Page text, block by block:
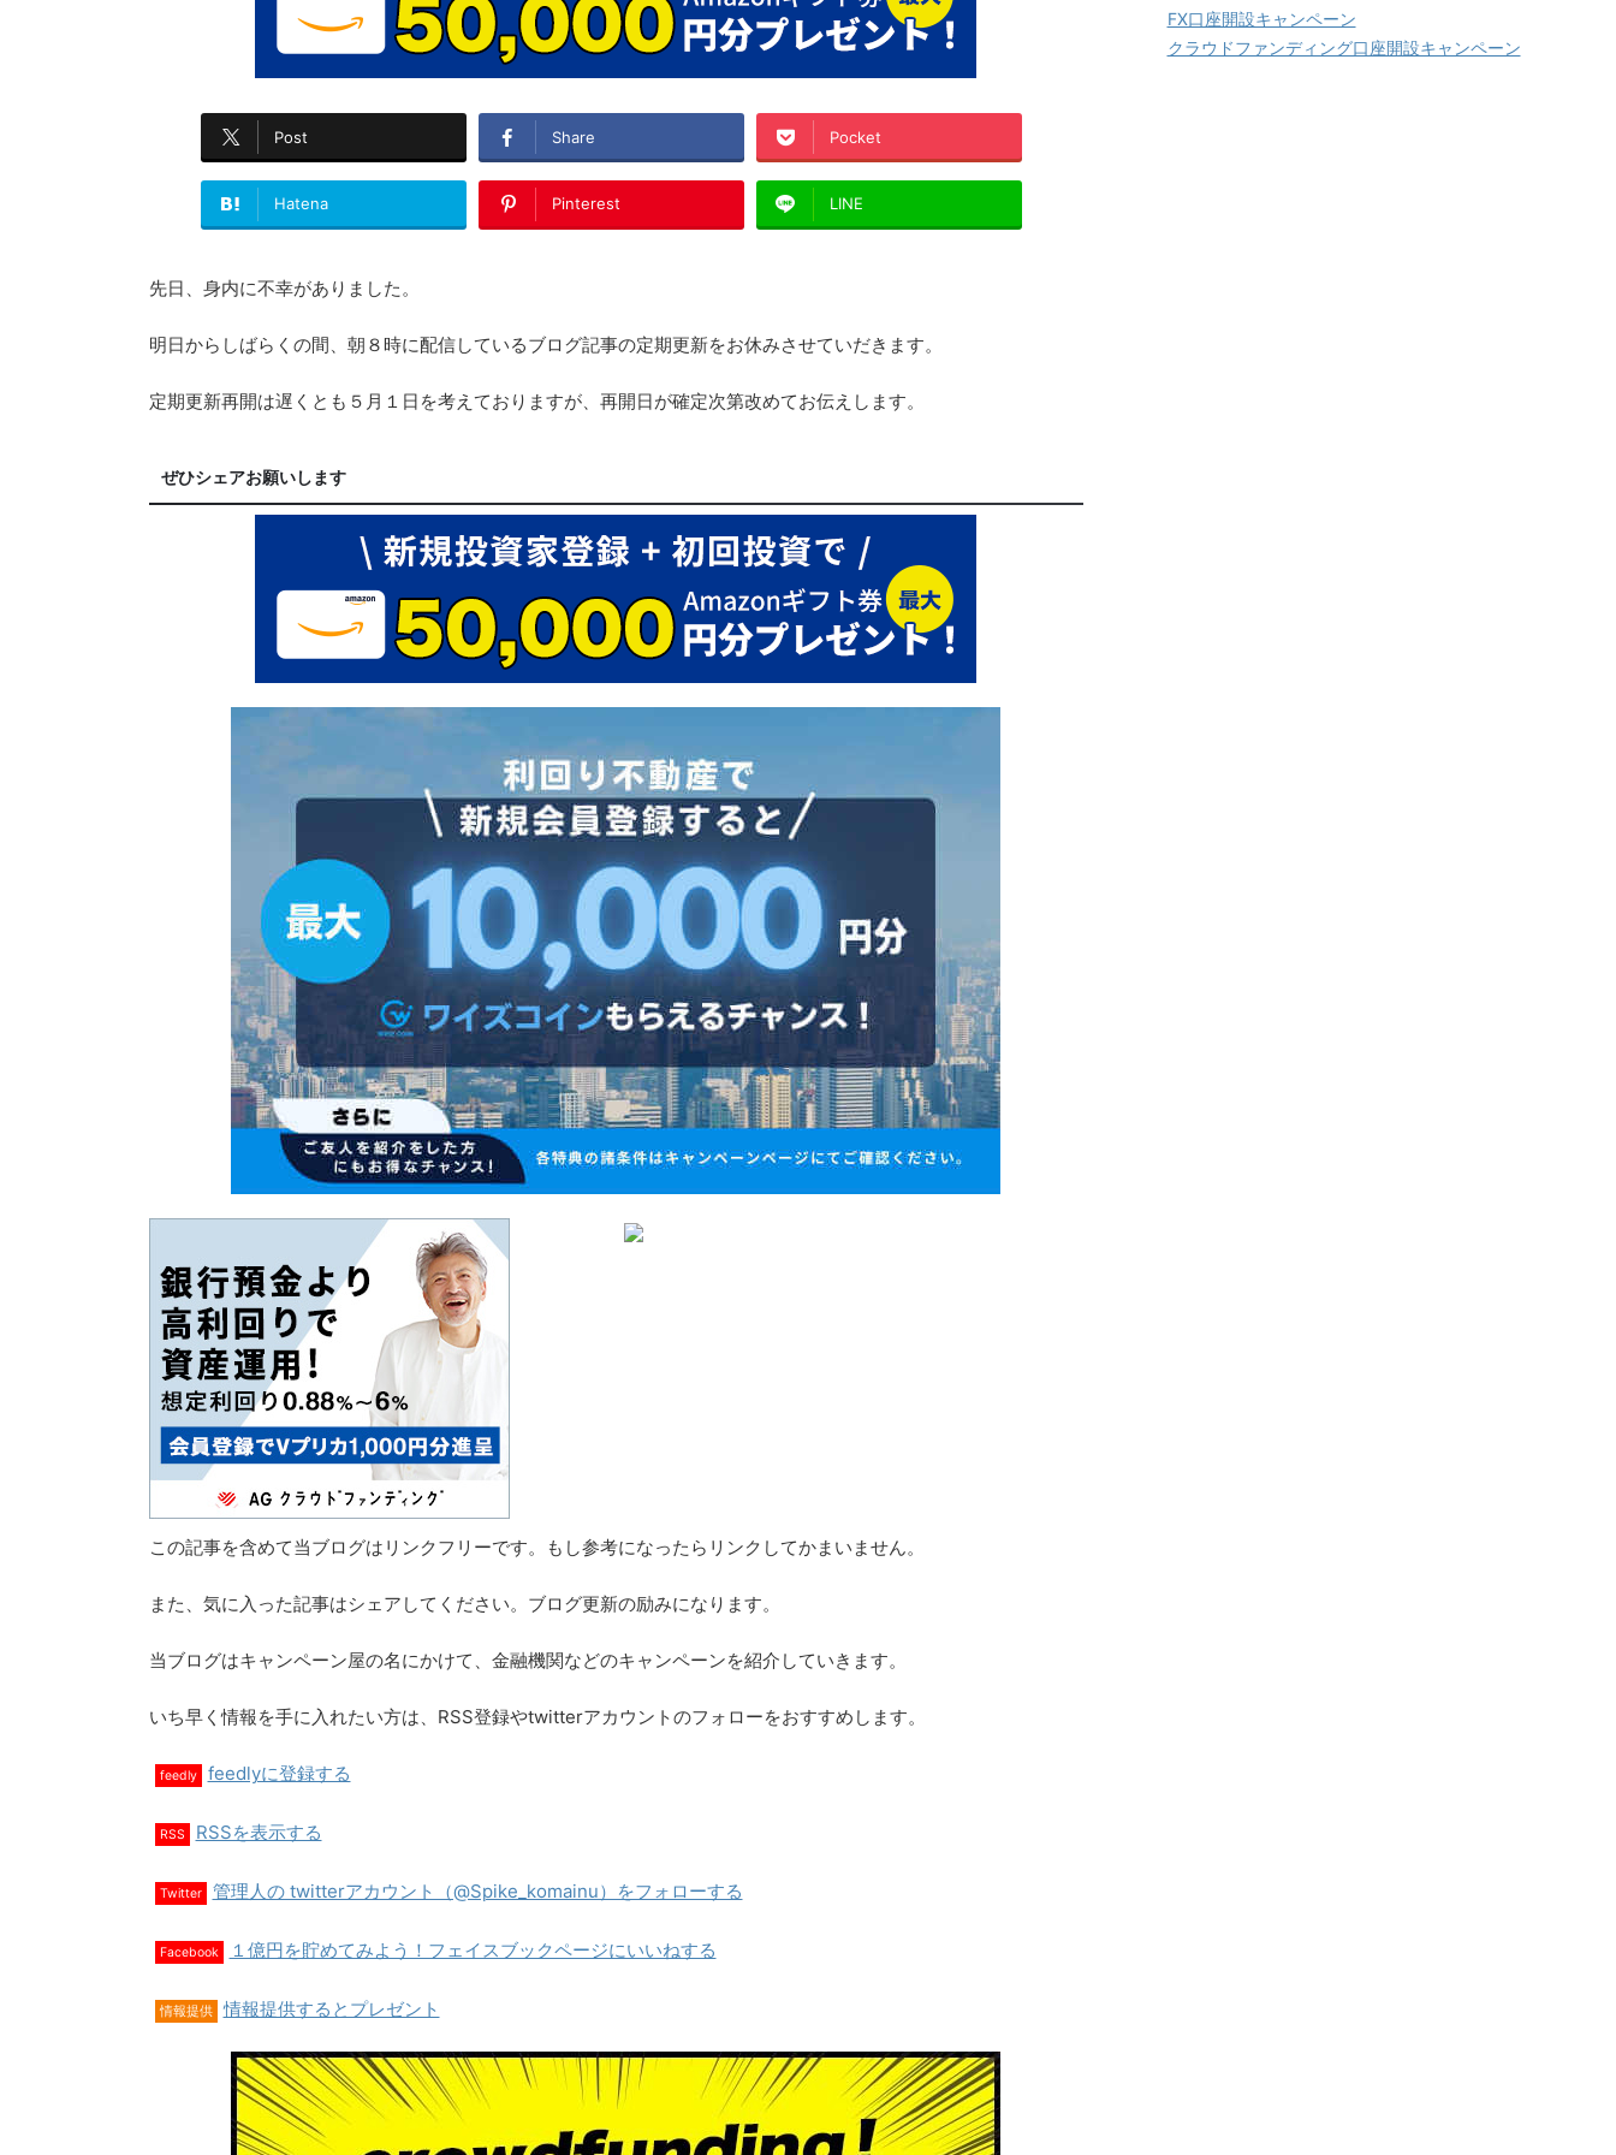
Post Share Pocket
Hatena Pinterest LINE
先日、身内に不幸がありました。
明日からしばらくの間、朝８時に配信しているブログ記事の定期更新をお休みさせていだきます。
定期更新再開は遅くとも５月１日を考えておりますが、再開日が確定次第改めてお伝えします。
ぜひシェアお願いします
この記事を含めて当ブログはリンクフリーです。もし参考になったらリンクしてかまいません。
また、気に入った記事はシェアしてください。ブログ更新の励みになります。
当ブログはキャンペーン屋の名にかけて、金融機関などのキャンペーンを紹介していきます。
いち早く情報を手に入れたい方は、RSS登録やtwitterアカウントのフォローをおすすめします。
feedly feedlyに登録する
RSS RSSを表示する
Twitter 管理人の twitterアカウント（@Spike_komainu）をフォローする
Facebook １億円を貯めてみよう！フェイスブックページにいいねする
情報提供 情報提供するとプレゼント
FX口座開設キャンペーン
クラウドファンディング口座開設キャンペーン